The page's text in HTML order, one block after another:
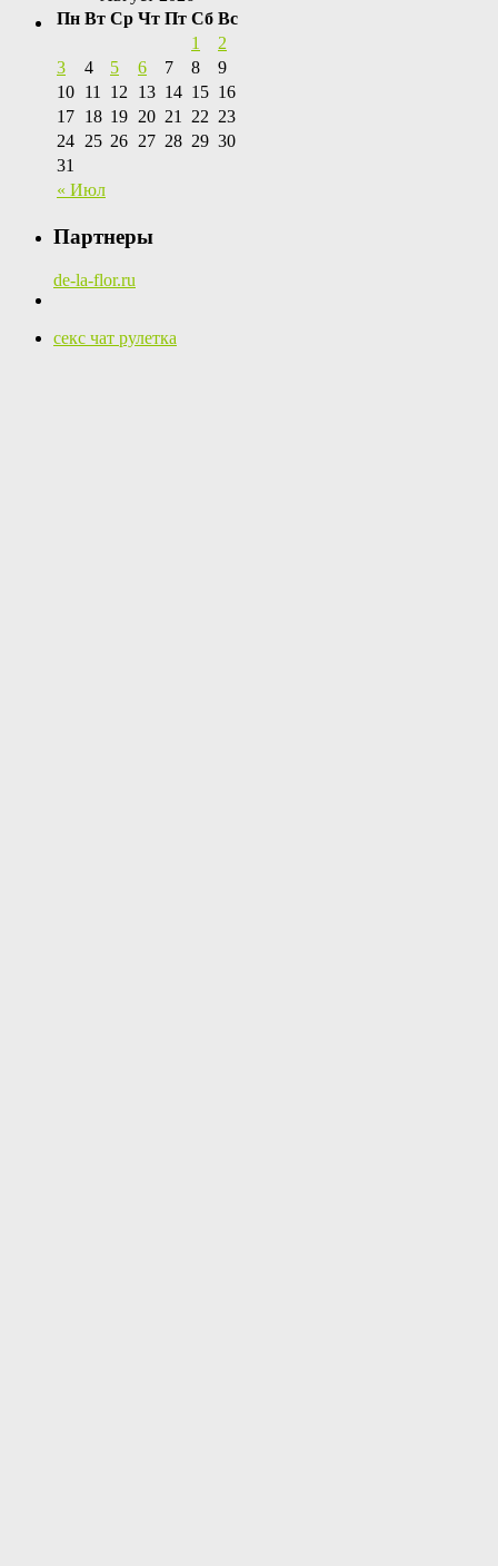
Пн Вт Ср Чт Пт Сб Вс
« Июл
1
2
3
4 5 6 7 8
9
10 11 12 13 14 15 16
17 18 19 20 21 22 23
24 25 26 27 28 29 30
31
Партнеры
de-la-flor.ru
секс чат рулетка